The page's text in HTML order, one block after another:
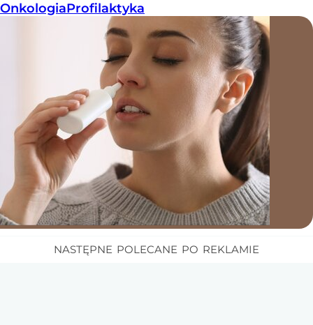
OnkologiaProfilaktyka